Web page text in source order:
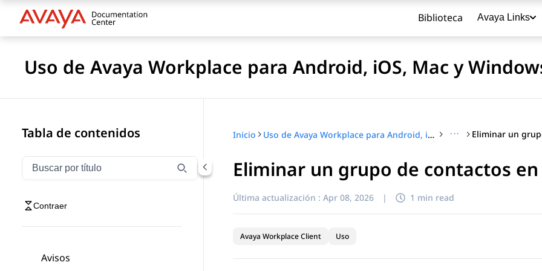
Biblioteca Avaya Links
Uso de Avaya Workplace para Android, iOS, Mac y
Tabla de contenidos
Filtrar navegación por título
Escriba para filtrar los elementos de navegación por título
Contraer
Avisos
Inicio Uso de Avaya Workplace para Android, iOS, Mac y Windows ···
Eliminar un grupo de contactos
Última actualización : Apr 08, 2026 | 1 min read
Avaya Workplace Client Uso